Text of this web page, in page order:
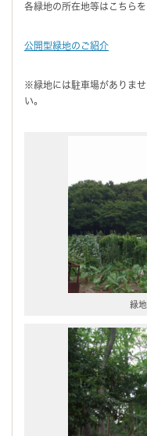
各緑地の所在地等はこちらを
公開型緑地のご紹介
※緑地には駐車場がありま
い。
緑